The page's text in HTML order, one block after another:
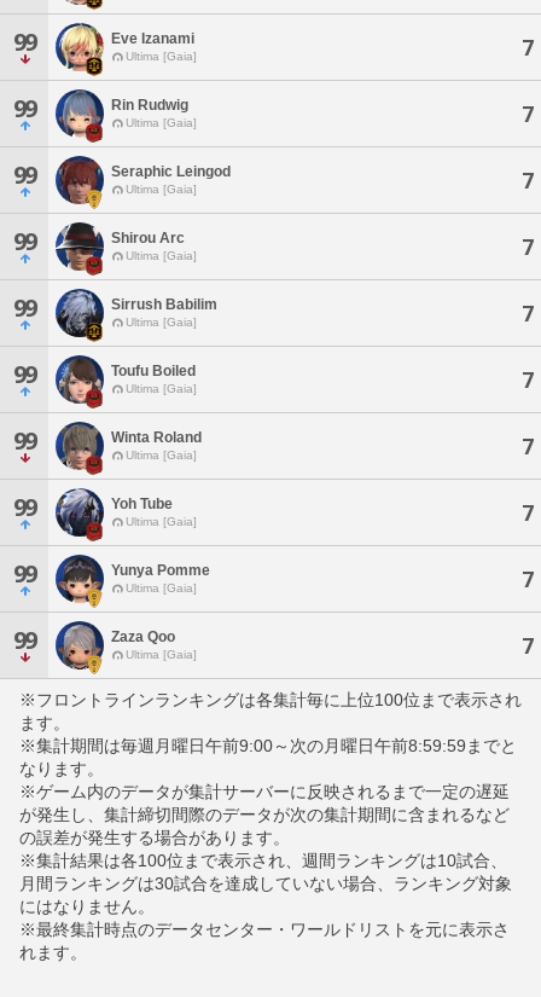
99 Eve Izanami
Ultima [Gaia] 7
99 Rin Rudwig
Ultima [Gaia] 7
99 Seraphic Leingod
Ultima [Gaia] 7
99 Shirou Arc
Ultima [Gaia] 7
99 Sirrush Babilim
Ultima [Gaia] 7
99 Toufu Boiled
Ultima [Gaia] 7
99 Winta Roland
Ultima [Gaia] 7
99 Yoh Tube
Ultima [Gaia] 7
99 Yunya Pomme
Ultima [Gaia] 7
99 Zaza Qoo
Ultima [Gaia] 7
※フロントラインランキングは各集計毎に上位100位まで表示され
ます。
※集計期間は毎週月曜日午前9:00～次の月曜日午前8:59:59までと
なります。
※ゲーム内のデータが集計サーバーに反映されるまで一定の遅延
が発生し、集計締切間際のデータが次の集計期間に含まれるなど
の誤差が発生する場合があります。
※集計結果は各100位まで表示され、週間ランキングは10試合、
月間ランキングは30試合を達成していない場合、ランキング対象
にはなりません。
※最終集計時点のデータセンター・ワールドリストを元に表示さ
れます。